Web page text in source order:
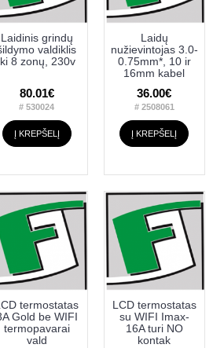
Laidinis grindų
valdiklis
8 zonų, 230v
80.01€
# 530024
Į KREPŠELĮ
Laidų
nužievintojas 3.0-
0.75mm*, 10 ir
16mm kabel
36.00€
# 2508061
Į KREPŠELĮ
termostatas
Gold be WIFI
termopavarai
vald
LCD termostatas
su WIFI Imax-
16A turi NO
kontak